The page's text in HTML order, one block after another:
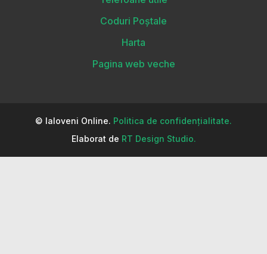
Coduri Poștale
Harta
Pagina web veche
© Ialoveni Online. Politica de confidențialitate.
Elaborat de RT Design Studio.